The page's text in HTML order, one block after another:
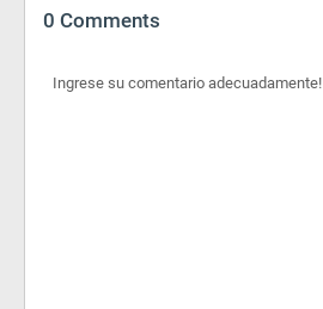
0 Comments
Ingrese su comentario adecuadamente!